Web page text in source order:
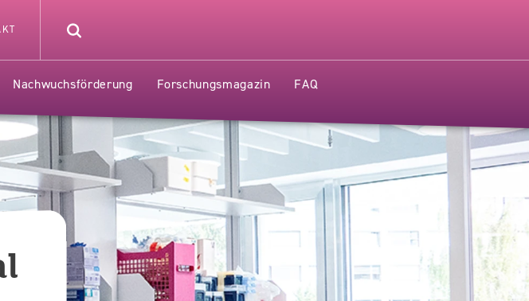
Nachwuchsförderung Forschungsmagazin FAQ